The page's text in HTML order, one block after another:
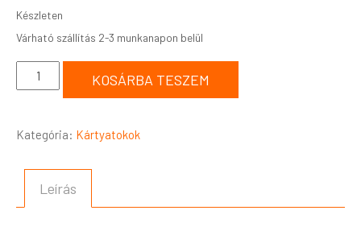
Készleten
KOSÁRBA TESZEM
Kategória: Kártyatokok
Leírás